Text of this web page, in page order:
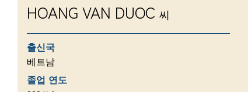
HOANG VAN DUOC 씨
출신국
베트남
졸업 연도